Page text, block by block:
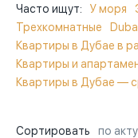
Часто ищут: У моря
Трехкомнатные
Квартиры в Дубае в
Квартиры и
Квартиры в Дубае —
Сортировать по